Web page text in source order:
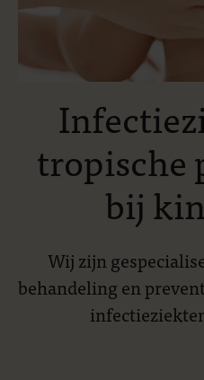
tropische
bij
Wij zijn
behandeling en